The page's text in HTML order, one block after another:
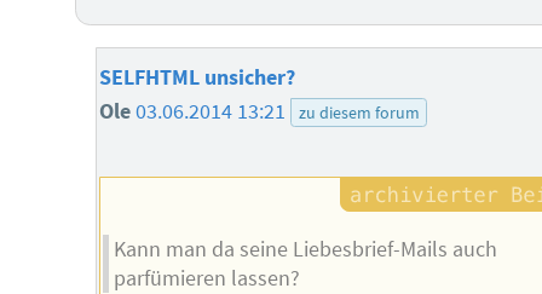
SELFHTML unsicher?
Ole03.06.2014 13:21 zu diesem forum
Kann man da seine Liebesbrief-Mails auch
parfümieren lassen?